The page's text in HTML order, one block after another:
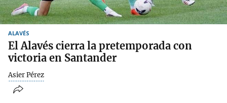
ALAVÉS
El Alavés cierra la pretemporada con
victoria en Santander
Asier Pérez